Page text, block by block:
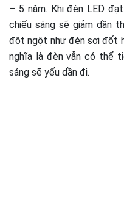
– 5 năm. Khi đèn LED
chiếu sáng sẽ giảm dần
đột ngột như đèn sợi đốt
nghĩa là đèn vẫn có thể
sáng sẽ yếu dần đi.